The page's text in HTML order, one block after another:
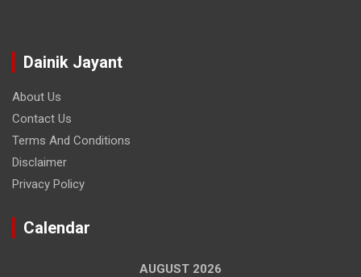
Dainik Jayant
About Us
Contact Us
Terms And Conditions
Disclaimer
Privacy Policy
Calendar
AUGUST 2026